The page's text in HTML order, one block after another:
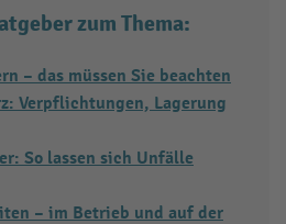
zum Thema:
– das müssen Sie beachten
Verpflichtungen, Lagerung
So lassen sich Unfälle
– im Betrieb und auf der